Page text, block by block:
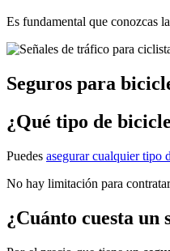
Es fundamental que conozcas
Seguros para
¿Qué tipo de
Puedes asegurar cualquier tipo
No hay limitación para
¿Cuánto cuesta un